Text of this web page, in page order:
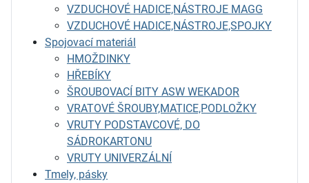
VZDUCHOVÉ HADICE,NÁSTROJE MAGG
VZDUCHOVÉ HADICE,NÁSTROJE,SPOJKY
Spojovací materiál
HMOŽDINKY
HŘEBÍKY
ŠROUBOVACÍ BITY ASW WEKADOR
VRATOVÉ ŠROUBY,MATICE,PODLOŽKY
VRUTY PODSTAVCOVÉ, DO
SÁDROKARTONU
VRUTY UNIVERZÁLNÍ
Tmely, pásky